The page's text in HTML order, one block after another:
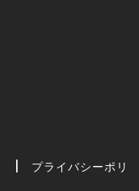
プライバシーポリ